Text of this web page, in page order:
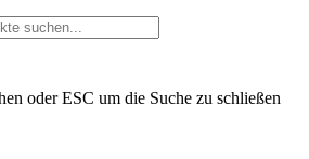
oder ESC um die Suche zu schließen